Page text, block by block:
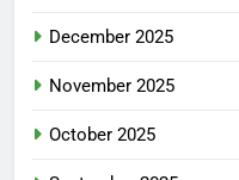
December 2025
November 2025
October 2025